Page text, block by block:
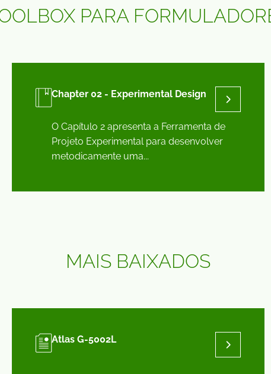
PARA
Chapter 02 - Experimental Design
O Capítulo 2 apresenta a Ferramenta de
Projeto Experimental para desenvolver
metodicamente uma...
MAIS BAIXADOS
Atlas G-5002L